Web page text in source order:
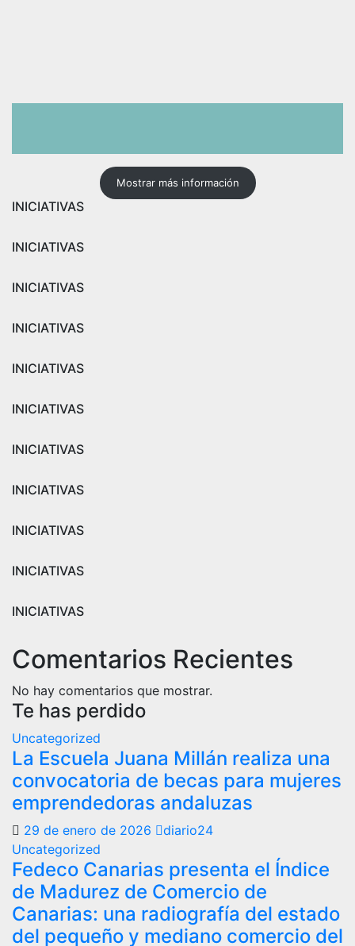
Mostrar más información
INICIATIVAS
INICIATIVAS
INICIATIVAS
INICIATIVAS
INICIATIVAS
INICIATIVAS
INICIATIVAS
INICIATIVAS
INICIATIVAS
INICIATIVAS
INICIATIVAS
Comentarios Recientes
No hay comentarios que mostrar.
Te has perdido
Uncategorized
La Escuela Juana Millán realiza una
convocatoria de becas para mujeres
emprendedoras andaluzas
29 de enero de 2026
diario24
Uncategorized
Fedeco Canarias presenta el Índice
de Madurez de Comercio de
Canarias: una radiografía del estado
del pequeño y mediano comercio del